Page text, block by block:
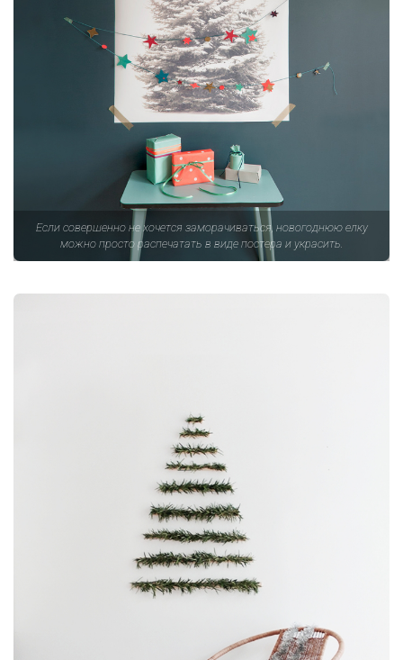
Если совершенно не хочется заморачиваться, новогоднюю елку
можно просто распечатать в виде постера и украсить.